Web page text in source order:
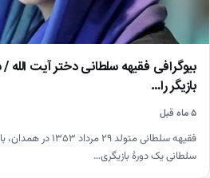
بیوگرافی فقیهه سلطانی دختر آیت
بازیگر را…
۵ ماه قبل
فقیهه سلطانی متولد
سلطانی یک دورهٔ بازیگری…